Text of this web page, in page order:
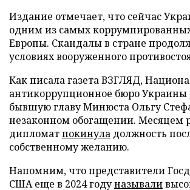
Издание отмечает, что сейчас
одним из самых коррумпированных
Европы. Скандалы в стране
условиях вооруженного
Как писала газета ВЗГЛЯД,
антикоррупционное бюро Украины
бывшую главу Минюста Ольгу
незаконном обогащении. Месяцем
дипломатпокинула должность
собственному желанию.
Напомним, что представители
США еще в 2024 годуназывали